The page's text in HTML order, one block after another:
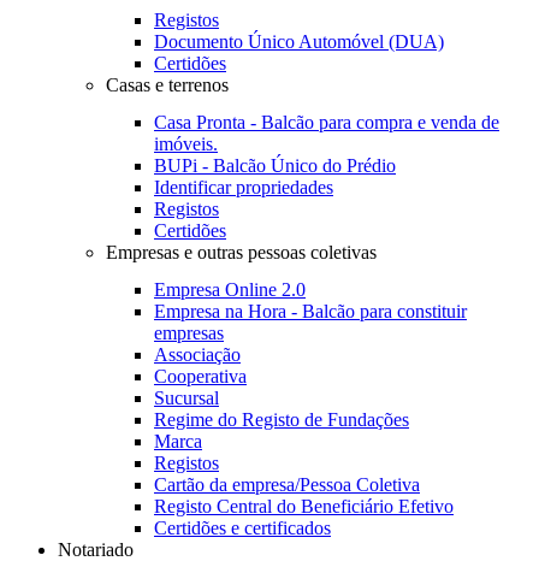
Registos
Documento Único Automóvel (DUA)
Certidões
Casas e terrenos
Casa Pronta - Balcão para compra e venda de
imóveis.
BUPi - Balcão Único do Prédio
Identificar propriedades
Registos
Certidões
Empresas e outras pessoas coletivas
Empresa Online 2.0
Empresa na Hora - Balcão para constituir
empresas
Associação
Cooperativa
Sucursal
Regime do Registo de Fundações
Marca
Registos
Cartão da empresa/Pessoa Coletiva
Registo Central do Beneficiário Efetivo
Certidões e certificados
Notariado